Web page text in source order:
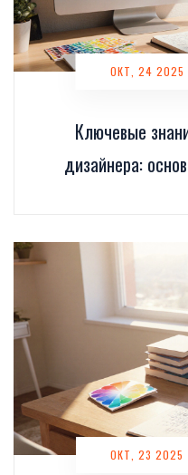
Ключевые
дизайнера:
ОКТ, 24 2025
ОКТ, 23 2025